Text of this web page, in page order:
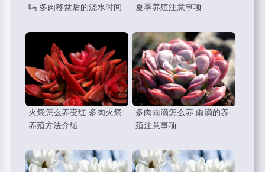
吗 多肉移盆后的浇水时间
夏季养殖注意事项
火祭怎么养变红 多肉火祭
养殖方法介绍
多肉雨滴怎么养 雨滴的养
殖注意事项